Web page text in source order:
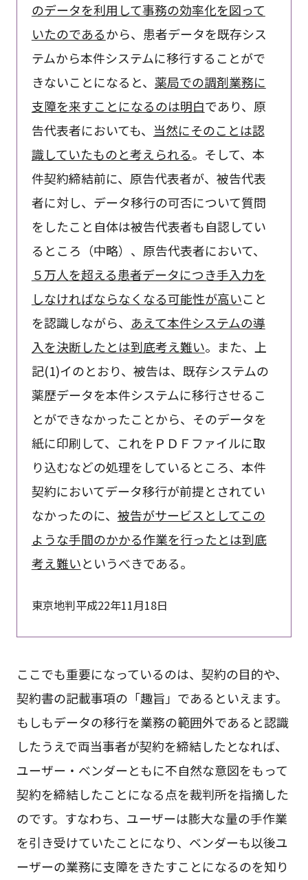
のデータを利用して事務の効率化を図って
いたのであるから、患者データを既存シス
テムから本件システムに移行することがで
きないことになると、 薬局での調剤業務に
支障を来すことになるのは明白であり、原
告代表者においても、 当然にそのことは認
識していたものと考えられる。そして、本
件契約締結前に、原告代表者が、被告代表
者に対し、データ移行の可否について質問
をしたこと自体は被告代表者も自認してい
るところ（中略）、原告代表者において、
５万人を超える患者データにつき手入力を
しなければならなくなる可能性が高いこと
を認識しながら、 あえて本件システムの導
入を決断したとは到底考え難い。また、上
記(1)イのとおり、被告は、既存システムの
薬歴データを本件システムに移行させるこ
とができなかったことから、そのデータを
紙に印刷して、これをＰＤＦファイルに取
り込むなどの処理をしているところ、本件
契約においてデータ移行が前提とされてい
なかったのに、 被告がサービスとしてこの
ような手間のかかる作業を行ったとは到底
考え難いというべきである。
東京地判平成22年11月18日
ここでも重要になっているのは、契約の目的や、
契約書の記載事項の「趣旨」であるといえます。
もしもデータの移行を業務の範囲外であると認識
したうえで両当事者が契約を締結したとなれば、
ユーザー・ベンダーともに不自然な意図をもって
契約を締結したことになる点を裁判所を指摘した
のです。すなわち、ユーザーは膨大な量の手作業
を引き受けていたことになり、ベンダーも以後ユ
ーザーの業務に支障をきたすことになるのを知り